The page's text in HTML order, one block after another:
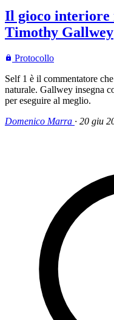
Il gioco interiore
Timothy Gallwey
Protocollo
Self 1 è il commentatore
naturale. Gallwey insegna
per eseguire al meglio.
Domenico Marra · 20 giu